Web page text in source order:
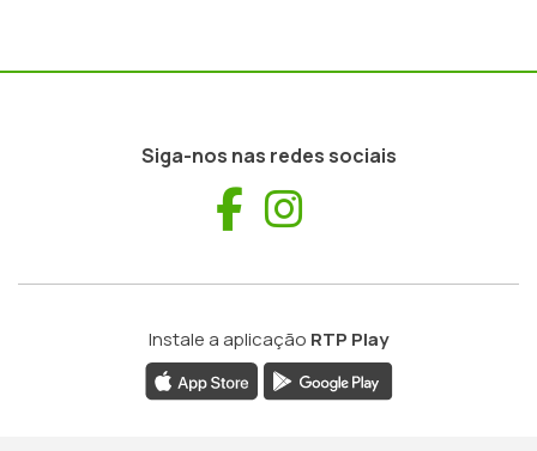
Siga-nos nas redes sociais
Facebook
Instale a aplicação RTP Play